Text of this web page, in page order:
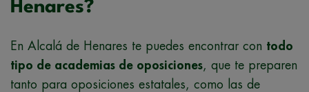
Henares?
En Alcalá de Henares te puedes encontrar con todo
tipo de academias de oposiciones, que te preparen
tanto para oposiciones estatales, como las de